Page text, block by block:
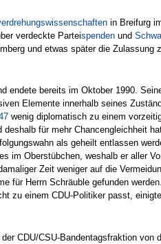
in Breifurg
verdeckte Parteispenden und
und etwas später die Zulassung
endete bereits im Oktober 1990.
Elemente innerhalb seines
wenig diplomatisch zu einem
für mehr Chancengleichheit
als geheilt entlassen
im Oberstübchen, weshalb er aller
Zeit weniger auf die
für Herrn Schräuble gefunden
zu einem CDU-Politiker passt,
CDU/CSU-Bandentagsfraktion von